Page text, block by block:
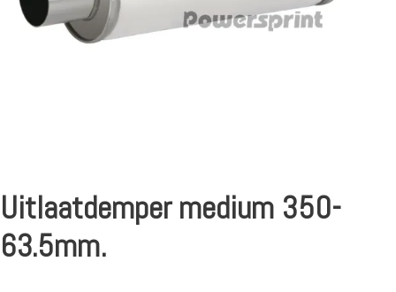
Uitlaatdemper medium 350-
63.5mm.